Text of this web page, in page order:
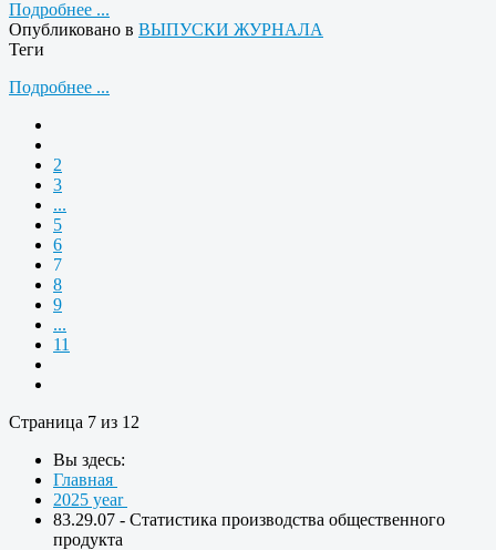
Подробнее ...
Опубликовано в ВЫПУСКИ ЖУРНАЛА
Теги
Подробнее ...
2
3
...
5
6
7
8
9
...
11
Страница 7 из 12
Вы здесь:
Главная
2025 year
83.29.07 - Статистика производства общественного
продукта